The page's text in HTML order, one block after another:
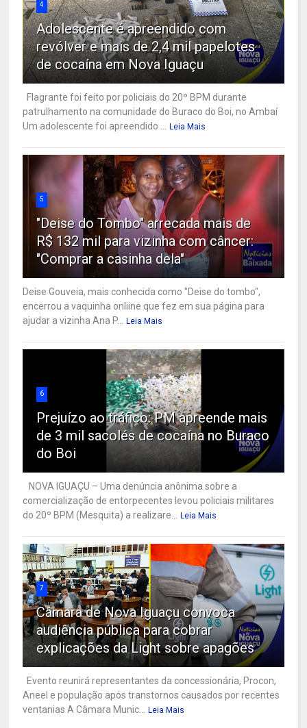
4
Adolescente é apreendido com
revólver e mais de 2,4 mil papelotes
de cocaína em Nova Iguaçu
Flagrante foi feito por policiais do 20º BPM durante
patrulhamento na comunidade do Buraco do Boi, no Ambaí
Um adolescente foi apreendido ... Leia Mais
5
"Deise do Tombo" arrecada mais de
R$ 132 mil para vizinha com câncer:
"Comprar a casinha dela"
Deise Gouveia, mais conhecida como "Deise do tombo",
encerrou a vaquinha onliine que fez em sua página para
ajudar a vizinha Ana P... Leia Mais
6
Prejuízo ao tráfico: PM apreende mais
de 3 mil sacolés de cocaína no Buraco
do Boi
NOVA IGUAÇU – Uma denúncia anônima sobre a
comercialização de entorpecentes levou policiais militares
do 20º BPM (Mesquita) a realizare... Leia Mais
7
Câmara de Nova Iguaçu convoca
audiência pública para cobrar
explicações da Light sobre apagões
Evento reunirá representantes da concessionária, Procon,
Aneel e população após transtornos causados por recentes
ventanias A Câmara Munic... Leia Mais